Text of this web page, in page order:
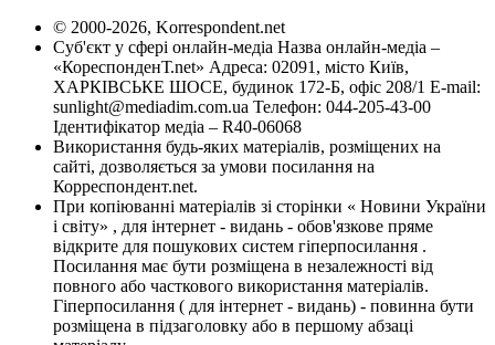
© 2000-2026, Korrespondent.net
Суб'єкт у сфері онлайн-медіа Назва онлайн-медіа –
«КореспонденТ.net» Адреса: 02091, місто Київ,
ХАРКІВСЬКЕ ШОСЕ, будинок 172-Б, офіс 208/1 E-mail:
sunlight@mediadim.com.ua Телефон: 044-205-43-00
Ідентифікатор медіа – R40-06068
Використання будь-яких матеріалів, розміщених на
сайті, дозволяється за умови посилання на
Корреспондент.net.
При копіюванні матеріалів зі сторінки « Новини України
і світу» , для інтернет - видань - обов'язкове пряме
відкрите для пошукових систем гіперпосилання .
Посилання має бути розміщена в незалежності від
повного або часткового використання матеріалів.
Гіперпосилання ( для інтернет - видань) - повинна бути
розміщена в підзаголовку або в першому абзаці